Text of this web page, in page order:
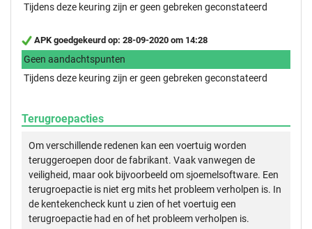
Tijdens deze keuring zijn er geen gebreken geconstateerd
APK goedgekeurd op: 28-09-2020 om 14:28
Geen aandachtspunten
Tijdens deze keuring zijn er geen gebreken geconstateerd
Terugroepacties
Om verschillende redenen kan een voertuig worden
teruggeroepen door de fabrikant. Vaak vanwegen de
veiligheid, maar ook bijvoorbeeld om sjoemelsoftware. Een
terugroepactie is niet erg mits het probleem verholpen is. In
de kentekencheck kunt u zien of het voertuig een
terugroepactie had en of het probleem verholpen is.